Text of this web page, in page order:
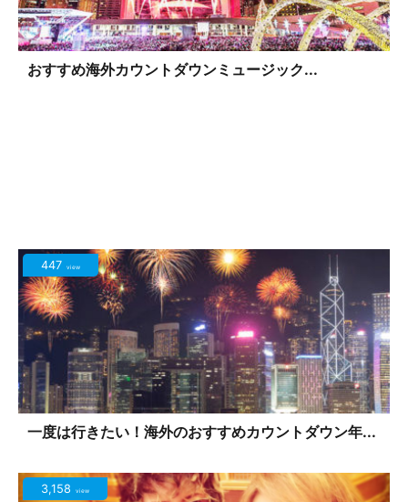
おすすめ海外カウントダウンミュージック...
447 view
一度は行きたい！海外のおすすめカウントダウン年...
3,158 view